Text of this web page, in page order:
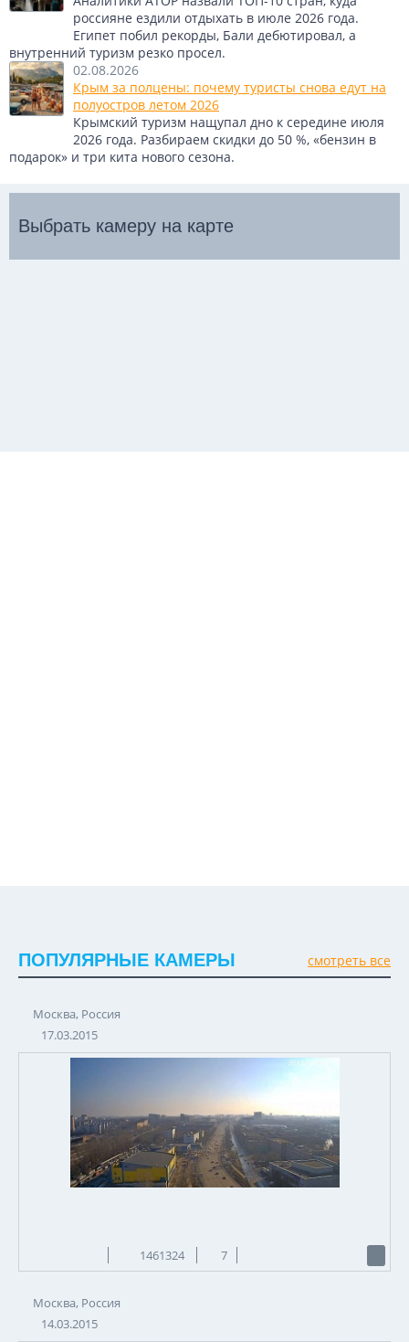
выходя из дома.
Онлайн-наблюдение за жизнью города позволит вам
проникнуться его атмосферой и, возможно, вдохновит на
путешествие в этот прекрасный уголок Средиземноморья.
Франция Тулон
россияне ездили отдыхать в июле 2026 года.
Египет побил рекорды, Бали дебютировал, а
внутренний туризм резко просел.
02.08.2026
Крым за полцены: почему туристы снова едут на
полуостров летом 2026
Крымский туризм нащупал дно к середине июля
2026 года. Разбираем скидки до 50 %, «бензин в
подарок» и три кита нового сезона.
Выбрать камеру на карте
ПОПУЛЯРНЫЕ КАМЕРЫ смотреть все
Москва, Россия
17.03.2015
1461324 7
Москва, Россия
14.03.2015